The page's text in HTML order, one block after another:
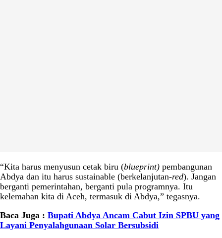
“Kita harus menyusun cetak biru (blueprint) pembangunan
Abdya dan itu harus sustainable (berkelanjutan-red). Jangan
berganti pemerintahan, berganti pula programnya. Itu
kelemahan kita di Aceh, termasuk di Abdya,” tegasnya.
Baca Juga : Bupati Abdya Ancam Cabut Izin SPBU yang
Layani Penyalahgunaan Solar Bersubsidi